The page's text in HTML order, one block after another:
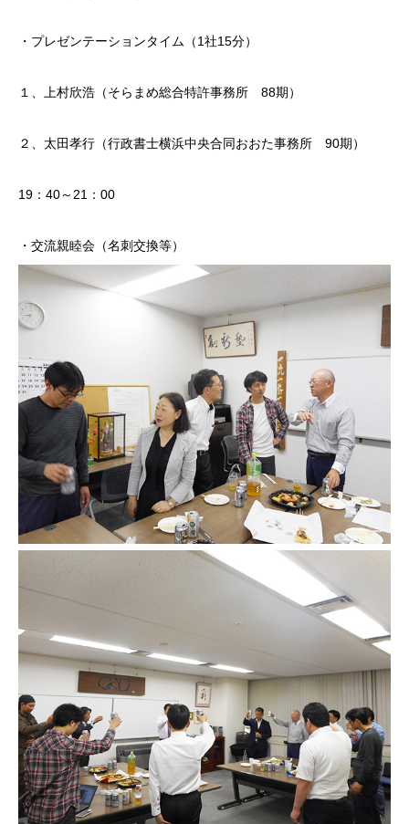
・プレゼンテーションタイム（1社15分）
１、上村欣浩（そらまめ総合特許事務所 88期）
２、太田孝行（行政書士横浜中央合同おおた事務所 90期）
19：40～21：00
・交流親睦会（名刺交換等）